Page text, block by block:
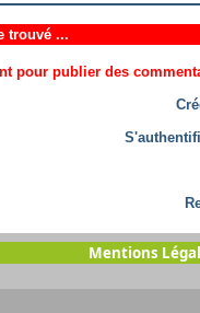
trouvé ...
pour publier des
Mentions